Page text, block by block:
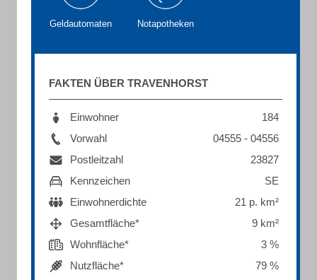
Geldautomaten Notapotheken
FAKTEN ÜBER TRAVENHORST
Einwohner
184
Vorwahl
04555 - 04556
Postleitzahl
23827
Kennzeichen
SE
Einwohnerdichte
21 p. km²
Gesamtfläche*
9 km²
Wohnfläche*
3 %
Nutzfläche*
79 %